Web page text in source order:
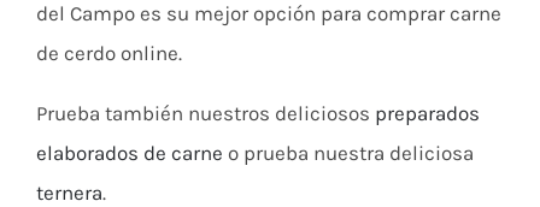
del Campo es su mejor opción para comprar carne
de cerdo online.
Prueba también nuestros deliciosos preparados
elaborados de carne o prueba nuestra deliciosa
ternera.